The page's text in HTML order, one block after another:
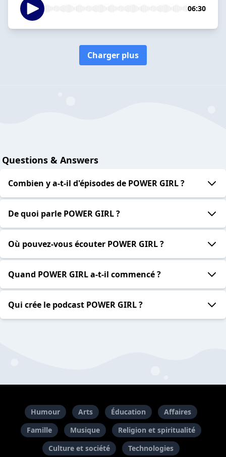
06:30
Charger plus
Questions & Answers
Combien y a-t-il d'épisodes de POWER GIRL ?
De quoi parle POWER GIRL ?
Où pouvez-vous écouter POWER GIRL ?
Quand POWER GIRL a-t-il commencé ?
Qui crée le podcast POWER GIRL ?
Humour Arts Éducation
Affaires
Famille
Musique
Religion et spiritualité
Culture et société
Technologies